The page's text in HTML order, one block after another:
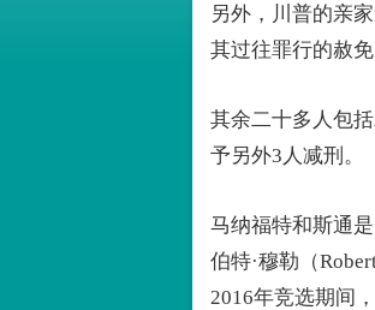
另外，川普的亲
其过往罪行的赦免
其余二十多人包
予另外3人减刑。
马纳福特和斯通
伯特·穆勒（
2016年竞选期间